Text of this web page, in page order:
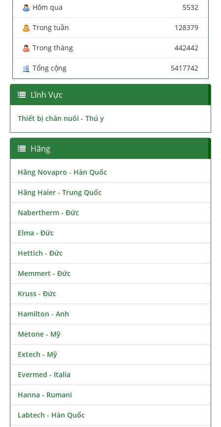
Hôm qua 5532
Trong tuần 128379
Trong tháng 442442
Tổng cộng 5417742
Lĩnh Vực
Thiết bị chăn nuôi - Thú y
Hãng
Hãng Novapro - Hàn Quốc
Hãng Haier - Trung Quốc
Nabertherm - Đức
Elma - Đức
Hettich - Đức
Memmert - Đức
Kruss - Đức
Hamilton - Anh
Metone - Mỹ
Extech - Mỹ
Evermed - Italia
Hanna - Rumani
Labtech - Hàn Quốc